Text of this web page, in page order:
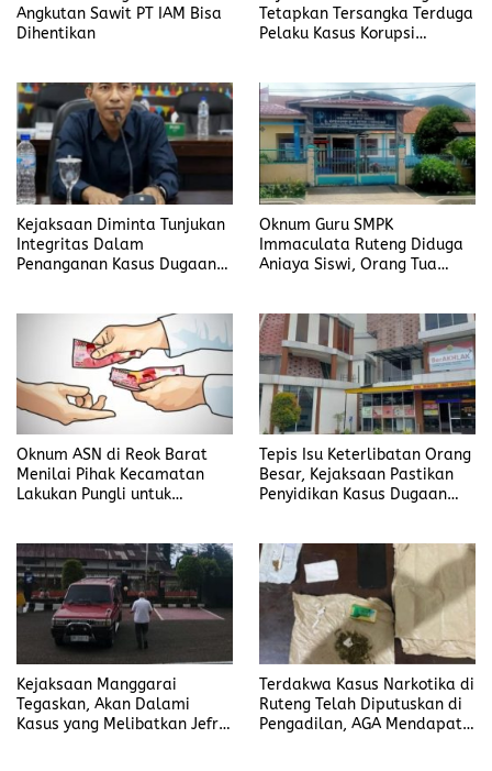
Angkutan Sawit PT IAM Bisa
Dihentikan
Tetapkan Tersangka Terduga
Pelaku Kasus Korupsi
Kejaksaan Diminta Tunjukan
Integritas Dalam
Penanganan Kasus Dugaan
Oknum Guru SMPK
Immaculata Ruteng Diduga
Aniaya Siswi, Orang Tua
Oknum ASN di Reok Barat
Menilai Pihak Kecamatan
Lakukan Pungli untuk
Tepis Isu Keterlibatan Orang
Besar, Kejaksaan Pastikan
Penyidikan Kasus Dugaan
Kejaksaan Manggarai
Tegaskan, Akan Dalami
Kasus yang Melibatkan Jefrin
Terdakwa Kasus Narkotika di
Ruteng Telah Diputuskan di
Pengadilan, AGA Mendapat